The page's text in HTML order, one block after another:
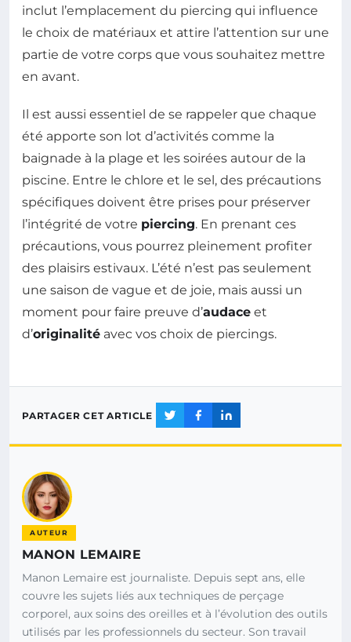
inclut l’emplacement du piercing qui influence
le choix de matériaux et attire l’attention sur une
partie de votre corps que vous souhaitez mettre
en avant.
Il est aussi essentiel de se rappeler que chaque
été apporte son lot d’activités comme la
baignade à la plage et les soirées autour de la
piscine. Entre le chlore et le sel, des précautions
spécifiques doivent être prises pour préserver
l’intégrité de votre piercing. En prenant ces
précautions, vous pourrez pleinement profiter
des plaisirs estivaux. L’été n’est pas seulement
une saison de vague et de joie, mais aussi un
moment pour faire preuve d’audace et
d’originalité avec vos choix de piercings.
PARTAGER CET ARTICLE
AUTEUR
MANON LEMAIRE
Manon Lemaire est journaliste. Depuis sept ans, elle
couvre les sujets liés aux techniques de perçage
corporel, aux soins des oreilles et à l’évolution des outils
utilisés par les professionnels du secteur. Son travail